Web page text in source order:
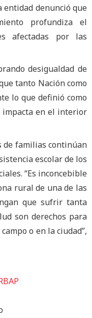
denunció que
profundiza el
afectadas por las
desigualdad de
tanto Nación como
lo que definió como
impacta en el interior
de familias continúan
escolar de los
“Es inconcebible
rural de una de las
que sufrir tanta
son derechos para
o en la ciudad”,